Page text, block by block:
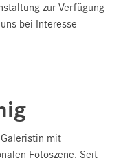
zur Verfügung
bei Interesse
mit
Fotoszene. Seit